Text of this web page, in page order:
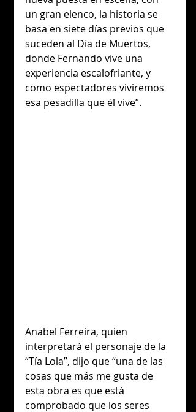
un gran elenco, la historia se
basa en siete días previos que
suceden al Día de Muertos,
donde Fernando vive una
experiencia escalofriante, y
como espectadores viviremos
esa pesadilla que él vive”.
Anabel Ferreira, quien
interpretará el personaje de la
“Tía Lola”, dijo que “una de las
cosas que más me gusta de
esta obra es que está
comprobado que los seres